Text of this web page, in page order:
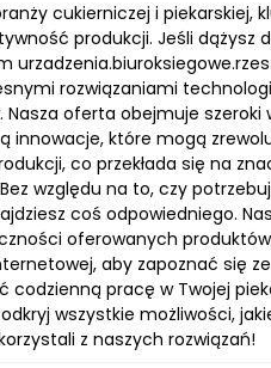
cukierniczej i piekarskiej,
produkcji. Jeśli dążysz
rozwiązaniami
oferta obejmuje
innowacje, które mogą
co przekłada się na
względu na to, czy
coś odpowiedniego.
oferowanych
aby zapoznać się
codzienną pracę w Twojej
wszystkie możliwości,
z naszych rozwiązań!